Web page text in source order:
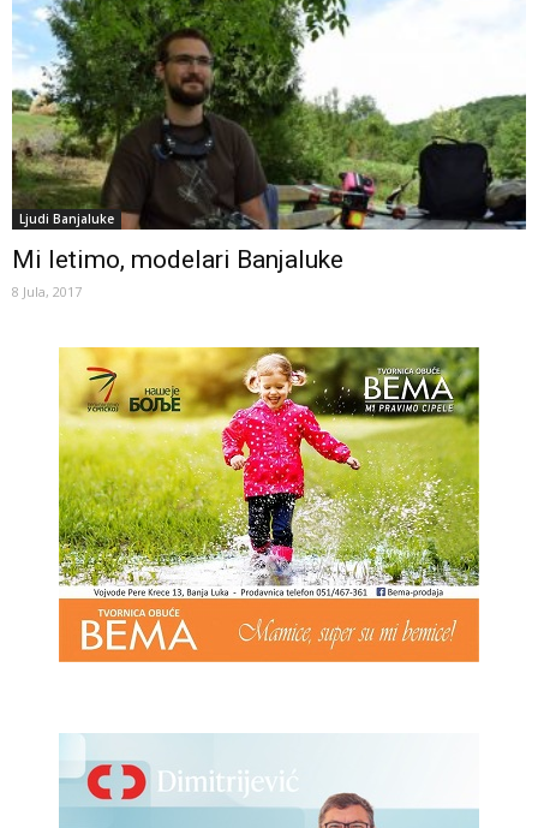
Ljudi Banjaluke
Mi letimo, modelari Banjaluke
8 Jula, 2017